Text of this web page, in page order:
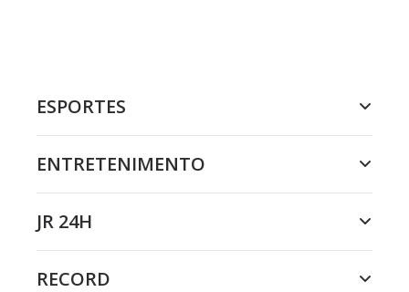
ESPORTES
ENTRETENIMENTO
JR 24H
RECORD